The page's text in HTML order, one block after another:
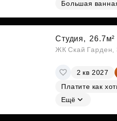
СубсидииБольшая
Студия, 26.7м²
ЖК Скай Гарден,
2 кв 2027
Платите как
Ещё